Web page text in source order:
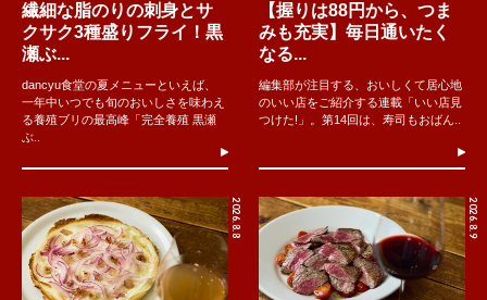
繊細な脂のりの刺身とサ
クサク3種盛りフライ！黒
瀬ぶ...
dancyu食堂の夏メニューといえば、
一年中いつでも旬のおいしさを味わえ
る養殖ブリの最高峰「完全養殖 黒瀬
ぶ..
【握りは88円から、つま
みも充実】毎日通いたく
なる...
編集部が注目する、おいしくて居心地
のいい店をご紹介する連載「いい店見
つけた!」。第14回は、寿司もおばん..
2026.8.8 2026.8.9